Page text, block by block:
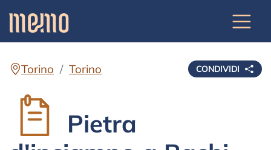
CONDIVIDI
Torino Torino
Pietra